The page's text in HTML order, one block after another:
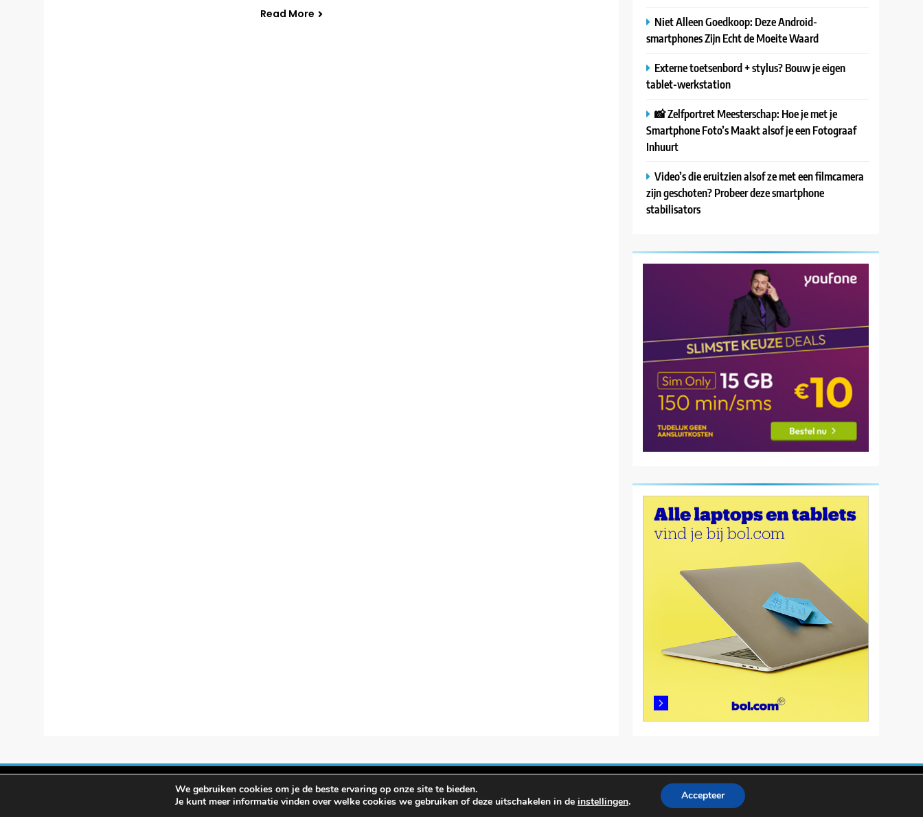
Read More
Niet Alleen Goedkoop: Deze Android-
smartphones Zijn Echt de Moeite Waard
Externe toetsenbord + stylus? Bouw je eigen
tablet-werkstation
📸 Zelfportret Meesterschap: Hoe je met je
Smartphone Foto’s Maakt alsof je een Fotograaf
Inhuurt
Video’s die eruitzien alsof ze met een filmcamera
zijn geschoten? Probeer deze smartphone
stabilisators
© smartphonevergelijken.info 2026. Powered ByBlazeThemes
We gebruiken cookies om je de beste ervaring op onze site te bieden.
Je kunt meer informatie vinden over welke cookies we gebruiken of deze uitschakelen in de instellingen. Accepteer